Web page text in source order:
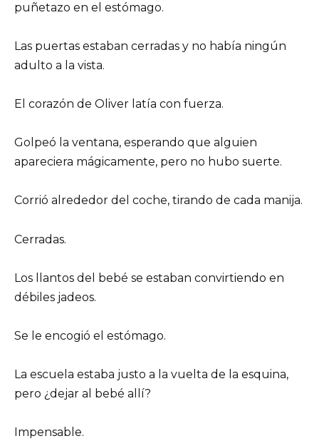
puñetazo en el estómago.
Las puertas estaban cerradas y no había ningún
adulto a la vista.
El corazón de Oliver latía con fuerza.
Golpeó la ventana, esperando que alguien
apareciera mágicamente, pero no hubo suerte.
Corrió alrededor del coche, tirando de cada manija.
Cerradas.
Los llantos del bebé se estaban convirtiendo en
débiles jadeos.
Se le encogió el estómago.
La escuela estaba justo a la vuelta de la esquina,
pero ¿dejar al bebé allí?
Impensable.